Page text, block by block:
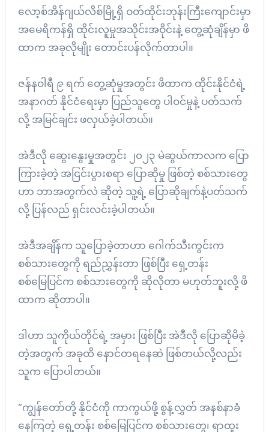
လော့စ်အိန်ဂျယ်လိစ်မြို့ရှိ ဝတ်ထိုင်းဘုန်းကြီးကျောင်းမှာ
အမေရိကန်ရှိ ထိုင်းလူမှုအသိုင်းအဝိုင်းနဲ့ တွေ့ဆုံချိန်မှာ ဖိ
ထာက အခုလိုမျိုး တောင်းပန်လိုက်တာပါ။
ဇန်နဝါရီ ၉ ရက် တွေ့ဆုံမှုအတွင်း ဖိထာက ထိုင်းနိုင်ငံရဲ့
အနာဂတ် နိုင်ငံရေးမှာ ပြည်သူတွေ ပါဝင်မှုနဲ့ ပတ်သက်
လို့ အမြင်ချင်း ဖလှယ်ခဲ့ပါတယ်။
အဲဒီလို ဆွေးနွေးမှုအတွင်း ၂၀၂၃ မဲဆွယ်ကာလက ပြော
ကြားခဲ့တဲ့ အငြင်းပွားစရာ ပြောဆိုမှု ဖြစ်တဲ့ စစ်သားတွေ
ဟာ ဘာအတွက်လဲ ဆိုတဲ့ သူ့ရဲ့ ပြောဆိုချက်နဲ့ပတ်သက်
လို့ ပြန်လည် ရှင်းလင်းခဲ့ပါတယ်။
အဲဒီအချိန်က သူပြောခဲ့တာဟာ ဂေါက်သီးကွင်းက
စစ်သားတွေကို ရည်ညွှန်းတာ ဖြစ်ပြီး ရှေ့တန်း
စစ်မြေပြင်က စစ်သားတွေကို ဆိုလိုတာ မဟုတ်ဘူးလို့ ဖိ
ထာက ဆိုတာပါ။
ဒါဟာ သူကိုယ်တိုင်ရဲ့ အမှား ဖြစ်ပြီး အဲဒီလို ပြောဆိုမိခဲ့
တဲ့အတွက် အခုထိ နောင်တရနေဆဲ ဖြစ်တယ်လို့လည်း
သူက ပြောပါတယ်။
“ကျွန်တော်တို့ နိုင်ငံကို ကာကွယ်ဖို့ စွန့်လွှတ် အနစ်နာခံ
နေကြတဲ့ ရှေ့တန်း စစ်မြေပြင်က စစ်သားတွေ၊ ရာထူး